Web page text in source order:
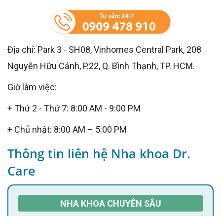
Địa chỉ: Park 3 - SH08, Vinhomes Central Park, 208
Nguyễn Hữu Cảnh, P.22, Q. Bình Thạnh, TP. HCM.
Giờ làm việc:
+ Thứ 2 - Thứ 7: 8:00 AM - 9:00 PM
+ Chủ nhật: 8:00 AM – 5:00 PM
Thông tin liên hệ Nha khoa Dr.
Care
NHA KHOA CHUYÊN SÂU